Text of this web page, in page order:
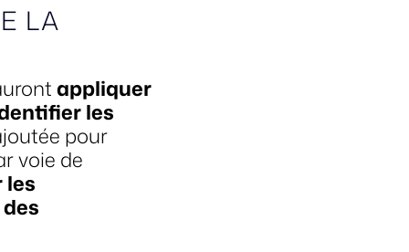
LA
appliquer
les
pour
voie de
les